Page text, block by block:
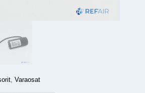
, Varaosat